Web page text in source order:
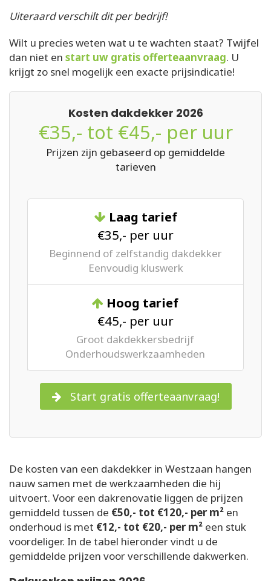
Uiteraard verschilt dit per bedrijf!
Wilt u precies weten wat u te wachten staat? Twijfel
dan niet en start uw gratis offerteaanvraag. U
krijgt zo snel mogelijk een exacte prijsindicatie!
Kosten dakdekker 2026
€35,- tot €45,- per uur
Prijzen zijn gebaseerd op gemiddelde
tarieven
Laag tarief
€35,- per uur
Beginnend of zelfstandig dakdekker
Eenvoudig kluswerk
Hoog tarief
€45,- per uur
Groot dakdekkersbedrijf
Onderhoudswerkzaamheden
Start gratis offerteaanvraag!
De kosten van een dakdekker in Westzaan hangen
nauw samen met de werkzaamheden die hij
uitvoert. Voor een dakrenovatie liggen de prijzen
gemiddeld tussen de €50,- tot €120,- per m² en
onderhoud is met €12,- tot €20,- per m² een stuk
voordeliger. In de tabel hieronder vindt u de
gemiddelde prijzen voor verschillende dakwerken.